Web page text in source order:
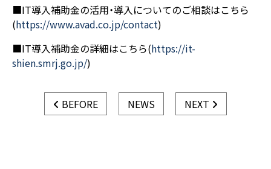
■IT導入補助金の活用・導入についてのご相談はこちら
(https://www.avad.co.jp/contact)
■IT導入補助金の詳細はこちら(https://it-
shien.smrj.go.jp/)
BEFORE NEWS NEXT